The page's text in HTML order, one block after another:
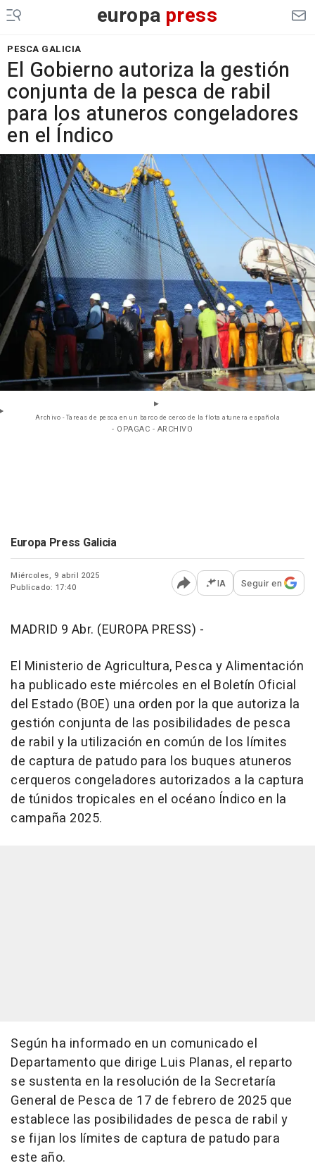
europa press
PESCA GALICIA
El Gobierno autoriza la gestión
conjunta de la pesca de rabil
para los atuneros congeladores
en el Índico
Archivo - Tareas de pesca en un barco de cerco de la flota atunera española
- OPAGAC - ARCHIVO
Europa Press Galicia
Miércoles, 9 abril 2025
Publicado: 17:40
Abrir opciones para
IA Seguir en
MADRID 9 Abr. (EUROPA PRESS) -
El Ministerio de Agricultura, Pesca y Alimentación
ha publicado este miércoles en el Boletín Oficial
del Estado (BOE) una orden por la que autoriza la
gestión conjunta de las posibilidades de pesca
de rabil y la utilización en común de los límites
de captura de patudo para los buques atuneros
cerqueros congeladores autorizados a la captura
de túnidos tropicales en el océano Índico en la
campaña 2025.
Según ha informado en un comunicado el
Departamento que dirige Luis Planas, el reparto
se sustenta en la resolución de la Secretaría
General de Pesca de 17 de febrero de 2025 que
establece las posibilidades de pesca de rabil y
se fijan los límites de captura de patudo para
este año.